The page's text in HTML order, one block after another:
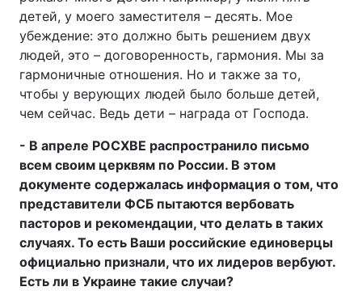
детей, у моего заместителя – десять. Мое
убеждение: это должно быть решением двух
людей, это – договоренность, гармония. Мы за
гармоничные отношения. Но и также за то,
чтобы у верующих людей было больше детей,
чем сейчас. Ведь дети – награда от Господа.
- В апреле РОСХВЕ распространило письмо
всем своим церквям по России. В этом
документе содержалась информация о том, что
представители ФСБ пытаются вербовать
пасторов и рекомендации, что делать в таких
случаях. То есть Ваши российские единоверцы
официально признали, что их лидеров вербуют.
Есть ли в Украине такие случаи?